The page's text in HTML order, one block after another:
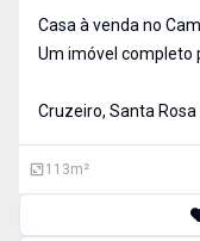
Casa à venda no
Um imóvel completo
em um terreno de 200 m² 2 Dormitórios 2
Cruzeiro, Santa Rosa
113m²